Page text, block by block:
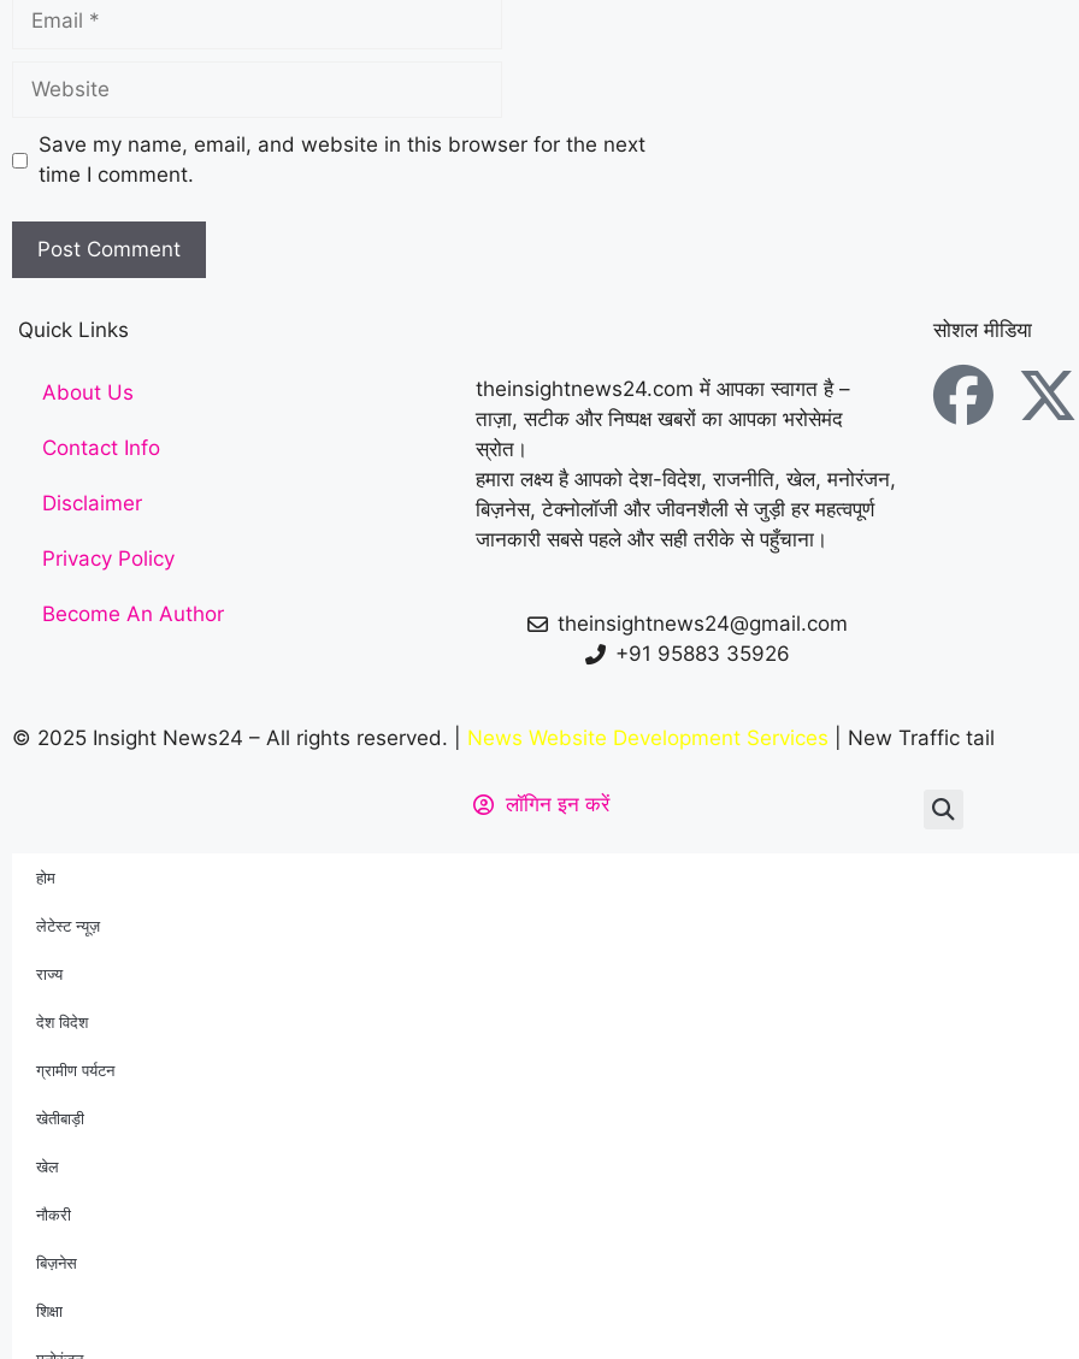
Save my name, email, and website in this browser for the next
time I comment.
Quick Links
About Us
Contact Info
Disclaimer
Privacy Policy
Become An Author
theinsightnews24.com में आपका स्वागत है –
ताज़ा, सटीक और निष्पक्ष खबरों का आपका भरोसेमंद
स्रोत।
हमारा लक्ष्य है आपको देश-विदेश, राजनीति, खेल, मनोरंजन,
बिज़नेस, टेक्नोलॉजी और जीवनशैली से जुड़ी हर महत्वपूर्ण
जानकारी सबसे पहले और सही तरीके से पहुँचाना।
theinsightnews24@gmail.com
+91 95883 35926
सोशल मीडिया
© 2025 Insight News24 – All rights reserved. | News Website Development Services | New Traffic tail
लॉगिन इन करें
होम
लेटेस्ट न्यूज़
राज्य
देश विदेश
ग्रामीण पर्यटन
खेतीबाड़ी
खेल
नौकरी
बिज़नेस
शिक्षा